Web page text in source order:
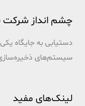
چشم انداز
دستیابی به جایگاه
سیستم‌های
لینک‌های مفید